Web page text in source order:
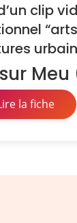
clip
“arts
Meu
la fiche